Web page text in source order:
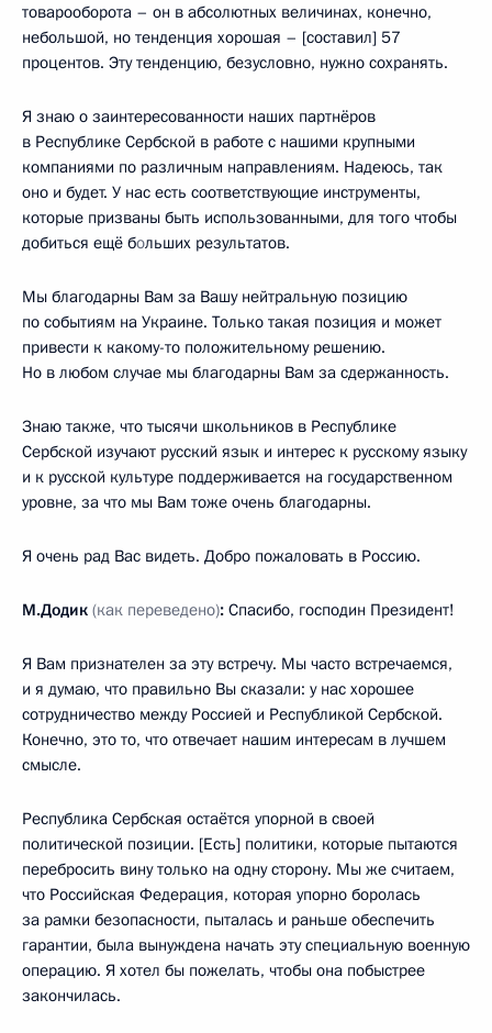
товарооборота – он в абсолютных величинах, конечно,
небольшой, но тенденция хорошая – [составил] 57
процентов. Эту тенденцию, безусловно, нужно сохранять.
Я знаю о заинтересованности наших партнёров
в Республике Сербской в работе с нашими крупными
компаниями по различным направлениям. Надеюсь, так
оно и будет. У нас есть соответствующие инструменты,
которые призваны быть использованными, для того чтобы
добиться ещё больших результатов.
Мы благодарны Вам за Вашу нейтральную позицию
по событиям на Украине. Только такая позиция и может
привести к какому-то положительному решению.
Но в любом случае мы благодарны Вам за сдержанность.
Знаю также, что тысячи школьников в Республике
Сербской изучают русский язык и интерес к русскому языку
и к русской культуре поддерживается на государственном
уровне, за что мы Вам тоже очень благодарны.
Я очень рад Вас видеть. Добро пожаловать в Россию.
М.Додик (как переведено): Спасибо, господин Президент!
Я Вам признателен за эту встречу. Мы часто встречаемся,
и я думаю, что правильно Вы сказали: у нас хорошее
сотрудничество между Россией и Республикой Сербской.
Конечно, это то, что отвечает нашим интересам в лучшем
смысле.
Республика Сербская остаётся упорной в своей
политической позиции. [Есть] политики, которые пытаются
перебросить вину только на одну сторону. Мы же считаем,
что Российская Федерация, которая упорно боролась
за рамки безопасности, пыталась и раньше обеспечить
гарантии, была вынуждена начать эту специальную военную
операцию. Я хотел бы пожелать, чтобы она побыстрее
закончилась.